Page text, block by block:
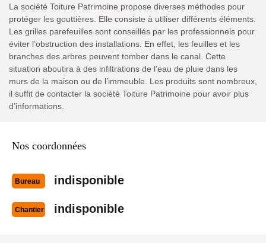
La société Toiture Patrimoine propose diverses méthodes pour
protéger les gouttières. Elle consiste à utiliser différents éléments.
Les grilles parefeuilles sont conseillés par les professionnels pour
éviter l’obstruction des installations. En effet, les feuilles et les
branches des arbres peuvent tomber dans le canal. Cette
situation aboutira à des infiltrations de l’eau de pluie dans les
murs de la maison ou de l’immeuble. Les produits sont nombreux,
il suffit de contacter la société Toiture Patrimoine pour avoir plus
d’informations.
Nos coordonnées
Bureau indisponible
Chantier indisponible